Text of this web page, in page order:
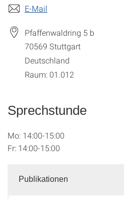
E-Mail
Pfaffenwaldring 5 b
70569 Stuttgart
Deutschland
Raum: 01.012
Sprechstunde
Mo: 14:00-15:00
Fr: 14:00-15:00
Publikationen